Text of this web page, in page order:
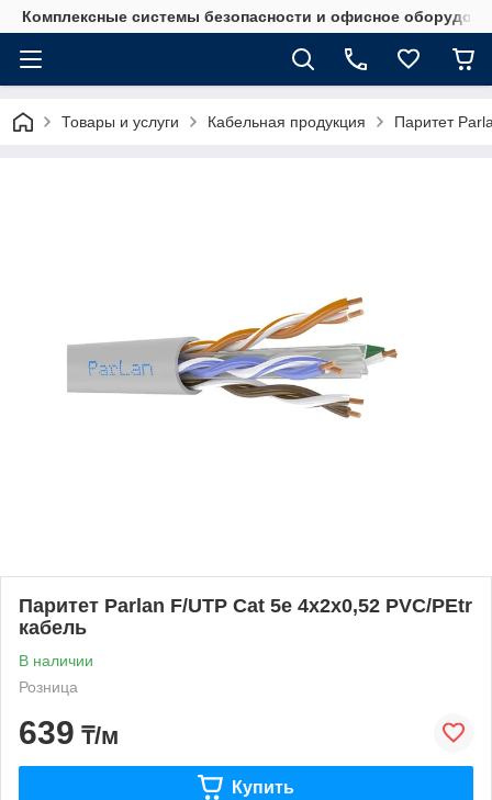
Комплексные системы безопасности и офисное
Товары и услуги Кабельная продукция Паритет
Паритет Parlan F/UTP Cat 5e 4х2х0,52 PVC/PEtr
кабель
В наличии
Розница
639 ₸/м
Купить